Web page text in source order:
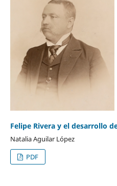
Felipe Rivera y el desarrollo
Natalia Aguilar López
PDF